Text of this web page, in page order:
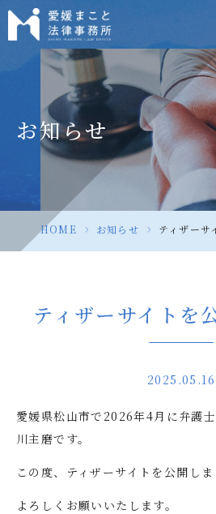
お知らせ
HOME > お知らせ > ティザーサ
ティザーサイトを
2025.05.16
愛媛県松山市で2026年4月に弁護
川主磨です。
この度、ティザーサイトを公開しま
よろしくお願いいたします。